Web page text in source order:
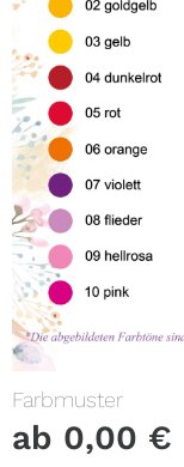
Farbmuster
ab 0,00 €